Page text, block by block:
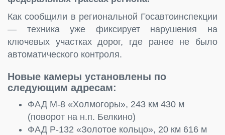
Как сообщили в региональной Госавтоинспекции
— техника уже фиксирует нарушения на
ключевых участках дорог, где ранее не было
автоматического контроля.
Новые камеры установлены по
следующим адресам:
ФАД М-8 «Холмогоры», 243 км 430 м
(поворот на н.п. Белкино)
ФАД Р-132 «Золотое кольцо», 20 км 616 м